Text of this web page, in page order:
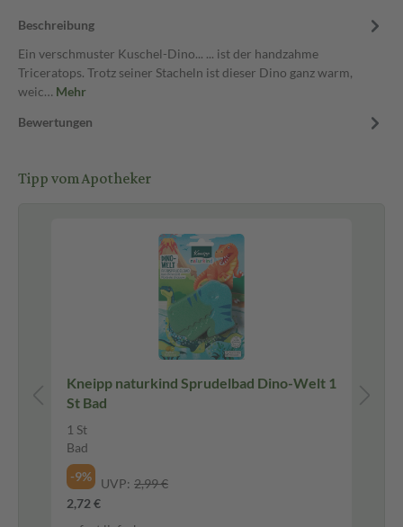
Beschreibung
Ein verschmuster Kuschel-Dino... ... ist der handzahme
Triceratops. Trotz seiner Stacheln ist dieser Dino ganz warm,
weic… Mehr
Bewertungen
Tipp vom Apotheker
Kneipp naturkind Sprudelbad Dino-Welt 1
St Bad
1 St
Bad
-9%
UVP: 2,99 €
2,72 €